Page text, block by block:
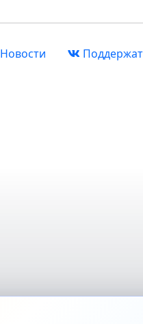
Новости